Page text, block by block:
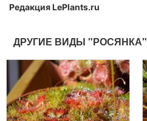
Редакция LePlants.ru
ДРУГИЕ ВИДЫ "РОСЯНКА"